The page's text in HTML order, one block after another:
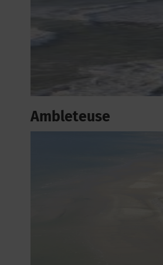
Ambleteuse